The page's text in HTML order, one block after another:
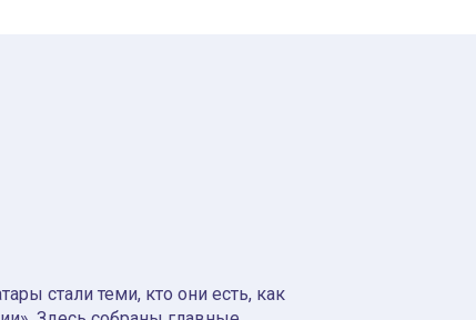
стали теми, кто они есть, как